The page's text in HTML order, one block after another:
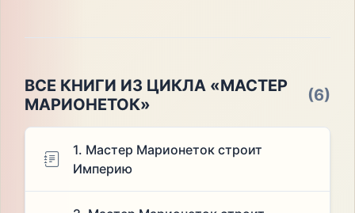
ВСЕ КНИГИ ИЗ ЦИКЛА «МАСТЕР
МАРИОНЕТОК»
(6)
1. Мастер Марионеток строит
Империю